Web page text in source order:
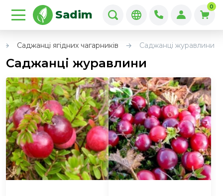
Sadim
0
Саджанці ягідних чагарників Саджанці журавлини
Саджанці журавлини